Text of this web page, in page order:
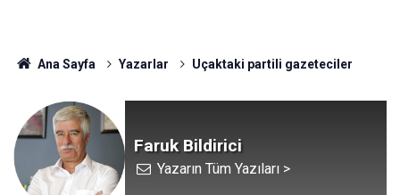
Ana Sayfa Yazarlar Uçaktaki partili gazeteciler
Faruk Bildirici
Yazarın Tüm Yazıları >